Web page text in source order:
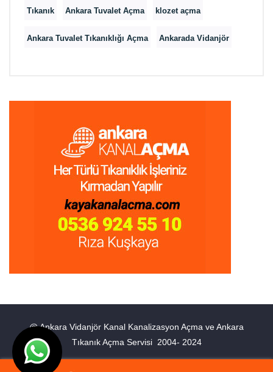
Tıkanık Ankara Tuvalet Açma klozet açma
Ankara Tuvalet Tıkanıklığı Açma Ankarada Vidanjör
@ Ankara Vidanjör Kanal Kanalizasyon Açma ve Ankara
Tıkanık Açma Servisi 2004- 2024